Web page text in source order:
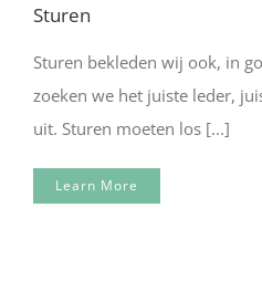
Sturen
Sturen bekleden wij ook, in
zoeken we het juiste leder,
uit. Sturen moeten los [...]
Learn More